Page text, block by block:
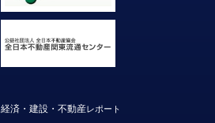
経済・建設・不動産レポート